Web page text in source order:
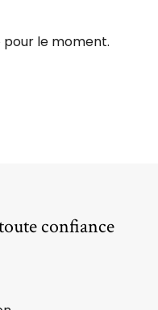
pour le moment.
confiance